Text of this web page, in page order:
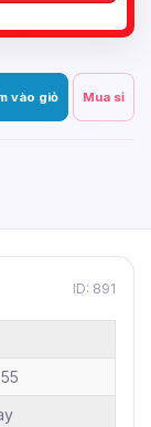
vào giỏ Mua sỉ
ID: 891